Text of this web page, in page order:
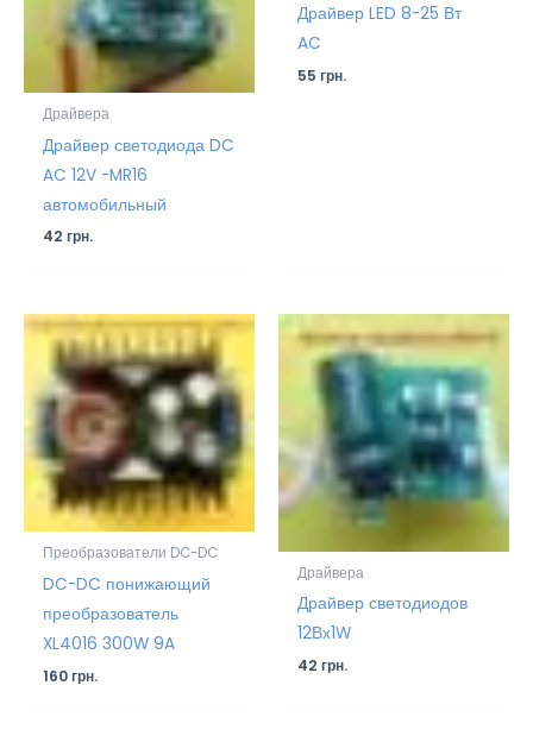
Драйвера
Драйвер светодиода DC
AC 12V -MR16
автомобильный
42грн.
Драйвер LED 8-25 Вт
AC
55грн.
Преобразователи DC-DC
DC-DC понижающий
преобразователь
XL4016 300W 9A
160грн.
Драйвера
Драйвер светодиодов
12Вх1W
42грн.